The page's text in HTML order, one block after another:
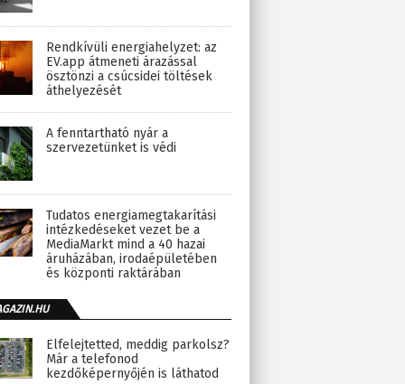
Rendkívüli energiahelyzet: az
EV.app átmeneti árazással
ösztönzi a csúcsidei töltések
áthelyezését
A fenntartható nyár a
szervezetünket is védi
Tudatos energiamegtakarítási
intézkedéseket vezet be a
MediaMarkt mind a 40 hazai
áruházában, irodaépületében
és központi raktárában
Elfelejtetted, meddig parkolsz?
Már a telefonod
kezdőképernyőjén is láthatod